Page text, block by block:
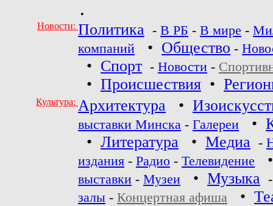
•
Новости: Политика - В РБ - В мире -
компаний
• Общество -
• Спорт - Новости -
• Происшествия •
Культура: Архитектура •
выставки Минска - Галереи •
• Литература • Медиа -
издания - Радио - Телевидение
выставки - Музеи • Музыка
залы - Концертная афиша •